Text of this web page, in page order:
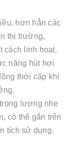
hơn hẳn các
thị trường,
cách linh hoạt.
năng hút hơi
thời cấp khí
lượng nhẹ
có thể gắn trên
tích sử dụng.